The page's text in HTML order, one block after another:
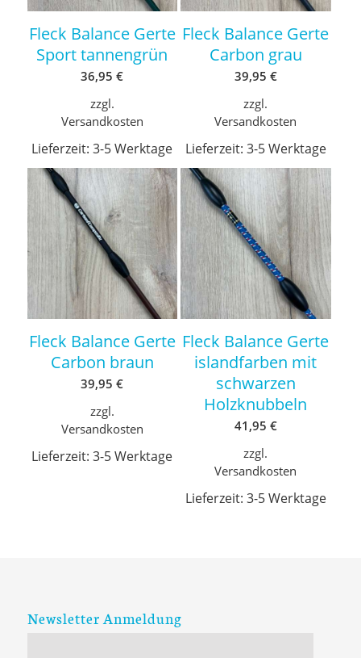
Fleck Balance Gerte
Sport tannengrün
36,95€
zzgl.
Versandkosten
Lieferzeit:3-5 Werktage
Fleck Balance Gerte
Carbon grau
39,95 €
zzgl.
Versandkosten
Lieferzeit: 3-5 Werktage
Fleck Balance Gerte
Carbon braun
39,95€
zzgl.
Versandkosten
Lieferzeit:3-5 Werktage
Fleck Balance Gerte
islandfarben mit
schwarzen
Holzknubbeln
41,95 €
zzgl.
Versandkosten
Lieferzeit: 3-5 Werktage
Newsletter Anmeldung